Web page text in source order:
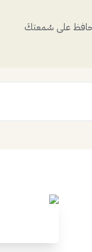
حافظ على سُمعتكَ